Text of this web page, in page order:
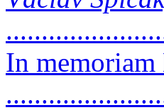
In